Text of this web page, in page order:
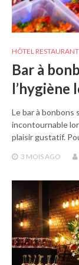
HÔTEL RESTAURANT
Bar à
l’hygiène
Le bar à bonbons
incontournable
plaisir gustatif.
3 MOISAGO